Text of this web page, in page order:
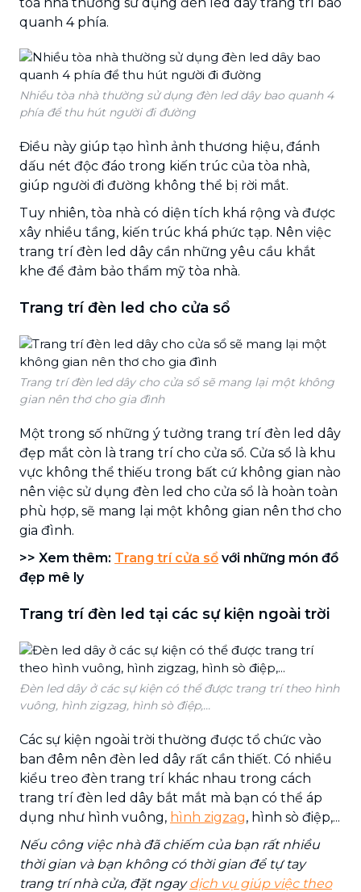
quanh 4 phía.
Nhiều tòa nhà thường sử dụng đèn led dây bao quanh 4
phía để thu hút người đi đường
Điều này giúp tạo hình ảnh thương hiệu, đánh
dấu nét độc đáo trong kiến trúc của tòa nhà,
giúp người đi đường không thể bị rời mắt.
Tuy nhiên, tòa nhà có diện tích khá rộng và được
xây nhiều tầng, kiến trúc khá phức tạp. Nên việc
trang trí đèn led dây cần những yêu cầu khắt
khe để đảm bảo thẩm mỹ tòa nhà.
Trang trí đèn led cho cửa sổ
Trang trí đèn led dây cho cửa sổ sẽ mang lại một không
gian nên thơ cho gia đình
Một trong số những ý tưởng trang trí đèn led dây
đẹp mắt còn là trang trí cho cửa sổ. Cửa sổ là khu
vực không thể thiếu trong bất cứ không gian nào
nên việc sử dụng đèn led cho cửa sổ là hoàn toàn
phù hợp, sẽ mang lại một không gian nên thơ cho
gia đình.
>> Xem thêm: Trang trí cửa sổ với những món đồ
đẹp mê ly
Trang trí đèn led tại các sự kiện ngoài trời
Đèn led dây ở các sự kiện có thể được trang trí theo hình
vuông, hình zigzag, hình sò điệp,...
Các sự kiện ngoài trời thường được tổ chức vào
ban đêm nên đèn led dây rất cần thiết. Có nhiều
kiểu treo đèn trang trí khác nhau trong cách
trang trí đèn led dây bắt mắt mà bạn có thể áp
dụng như hình vuông, hình zigzag, hình sò điệp,...
Nếu công việc nhà đã chiếm của bạn rất nhiều
thời gian và bạn không có thời gian để tự tay
trang trí nhà cửa, đặt ngaydịch vụ giúp việc theo